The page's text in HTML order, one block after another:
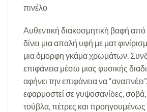
πινέλο
Αυθεντική διακοσμητική βαφή
δίνει μια απαλή υφή με ματ
μια όμορφη γκάμα χρωμάτων.
επιφάνεια μέσω μιας φυσικής
αφήνει την επιφάνεια να
εφαρμοστεί σε γυψοσανίδες, σοβά,
τούβλα, πέτρες και προηγουμένως